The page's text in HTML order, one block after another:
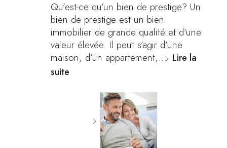
Qu’est-ce qu’un bien de prestige? Un
bien de prestige est un bien
immobilier de grande qualité et d’une
valeur élevée. Il peut s’agir d’une
maison, d’un appartement,… Lire la
suite